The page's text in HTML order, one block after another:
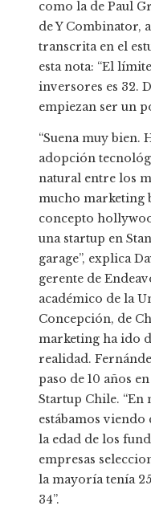
como la de Paul
de Y Combinator,
transcrita en el
esta nota: “El
inversores es 32.
empiezan ser un
“Suena muy bien.
adopción
natural entre los
mucho marketing
concepto
una startup en
garage”, explica
gerente de
académico de la
Concepción, de
marketing ha ido
realidad.
paso de 10 años
Startup Chile.
estábamos
la edad de los
empresas
la mayoría tenía
34”.